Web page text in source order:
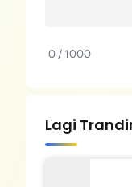
0 / 1000
Lagi